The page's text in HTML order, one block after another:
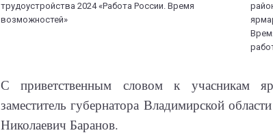
С приветственным словом к учасникам
заместитель губернатора Владимирской
Николаевич Баранов.